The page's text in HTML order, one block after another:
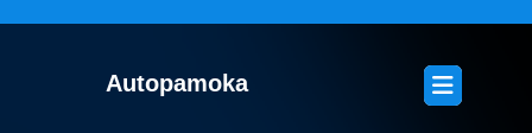
Autopamoka
Open
Button